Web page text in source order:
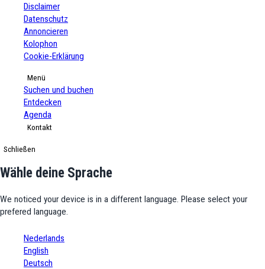
Disclaimer
Datenschutz
Annoncieren
Kolophon
Cookie-Erklärung
Menü
Suchen und buchen
Entdecken
Agenda
Kontakt
Schließen
Wähle deine Sprache
We noticed your device is in a different language. Please select your
prefered language.
Nederlands
English
Deutsch